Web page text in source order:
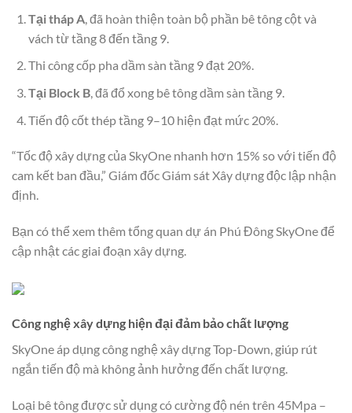
Tại tháp A, đã hoàn thiện toàn bộ phần bê tông cột và
vách từ tầng 8 đến tầng 9.
Thi công cốp pha dầm sàn tầng 9 đạt 20%.
Tại Block B, đã đổ xong bê tông dầm sàn tầng 9.
Tiến độ cốt thép tầng 9–10 hiện đạt mức 20%.
“Tốc độ xây dựng của SkyOne nhanh hơn 15% so với tiến độ
cam kết ban đầu,” Giám đốc Giám sát Xây dựng độc lập nhận
định.
Bạn có thể xem thêm tổng quan dự án Phú Đông SkyOne để
cập nhật các giai đoạn xây dựng.
Công nghệ xây dựng hiện đại đảm bảo chất lượng
SkyOne áp dụng công nghệ xây dựng Top-Down, giúp rút
ngắn tiến độ mà không ảnh hưởng đến chất lượng.
Loại bê tông được sử dụng có cường độ nén trên 45Mpa –